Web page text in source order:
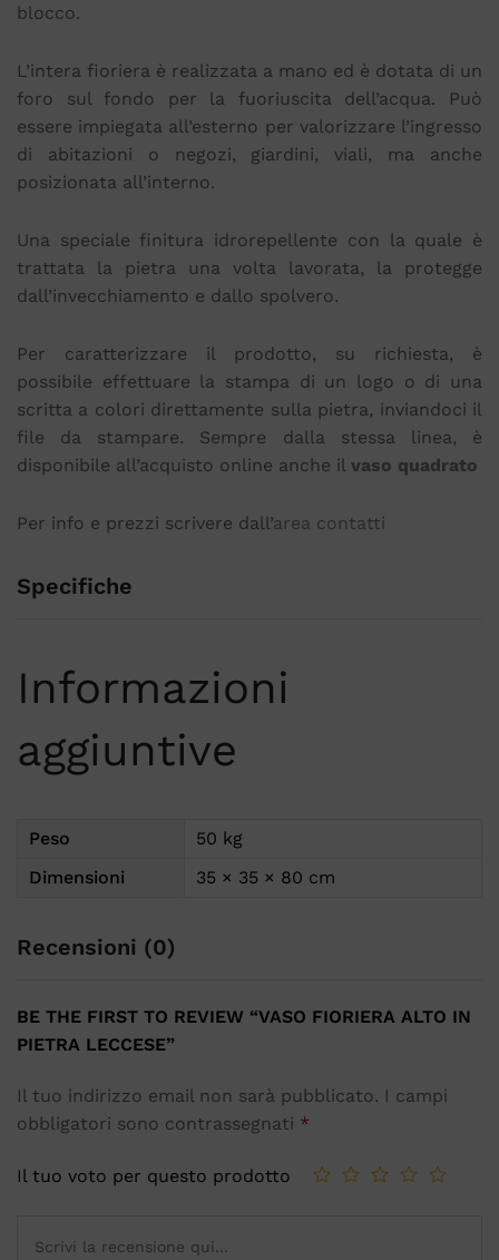
blocco.
L’intera fioriera è realizzata a mano ed è dotata di un
foro sul fondo per la fuoriuscita dell’acqua. Può
essere impiegata all’esterno per valorizzare l’ingresso
di abitazioni o negozi, giardini, viali, ma anche
posizionata all’interno.
Una speciale finitura idrorepellente con la quale è
trattata la pietra una volta lavorata, la protegge
dall’invecchiamento e dallo spolvero.
Per caratterizzare il prodotto, su richiesta, è
possibile effettuare la stampa di un logo o di una
scritta a colori direttamente sulla pietra, inviandoci il
file da stampare. Sempre dalla stessa linea, è
disponibile all’acquisto online anche il vaso quadrato
Per info e prezzi scrivere dall’area contatti
Specifiche
Informazioni
aggiuntive
Peso
50 kg
Dimensioni
35 × 35 × 80 cm
Recensioni (0)
BE THE FIRST TO REVIEW “VASO FIORIERA ALTO IN
PIETRA LECCESE”
Il tuo indirizzo email non sarà pubblicato. I campi
obbligatori sono contrassegnati *
Il tuo voto per questo prodotto